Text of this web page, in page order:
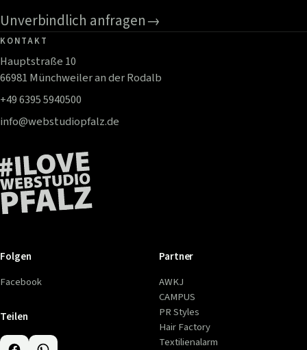
Unverbindlich anfragen→
KONTAKT
Hauptstraße 10
66981 Münchweiler an der Rodalb
+49 6395 5940500
info@webstudiopfalz.de
Folgen
Facebook
Teilen
Partner
AWKJ
CAMPUS
PR Styles
Hair Factory
Textilienalarm